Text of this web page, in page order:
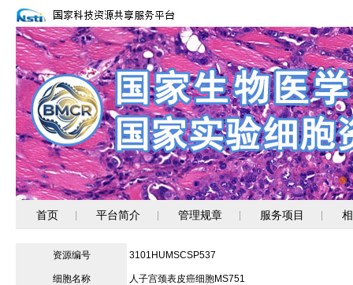
首页 平台简介 管理规章 服务项目
资源编号 3101HUMSCSP537
细胞名称 人子宫颈表皮癌细胞MS751